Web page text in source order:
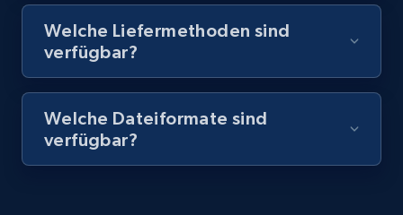
URL, Product name, Product rating, Product
rating object, Product rating max, Rating,
Author name, Asin, and more.
Welche Liefermethoden sind
verfügbar?
Welche Dateiformate sind
verfügbar?